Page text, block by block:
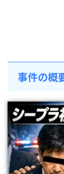
事件の概